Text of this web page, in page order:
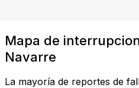
Mapa de
Navarre
La mayoría de reportes de